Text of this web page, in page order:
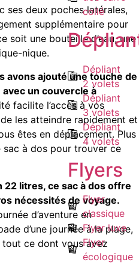
collé
Dépliant
2 volets
Dépliant
3 volets
Dépliant
4 volets
Flyers
Flyer
classique
Flyer luxe
Flyer
écologique
ses deux poches latérales,
supplémentaire pour
soit une bouteille d’eau, une
nique.
avons ajouté une touche de
un couvercle à
facilite l’accès à vos
les atteindre rapidement et
êtes en déplacement. Plus
à dos pour trouver ce
22 litres, ce sac à dos offre
nécessités de voyage.
d’aventure en
d’une journée à la plage,
tout ce dont vous avez